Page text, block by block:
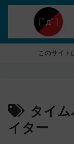
このサイト
タイ
イター